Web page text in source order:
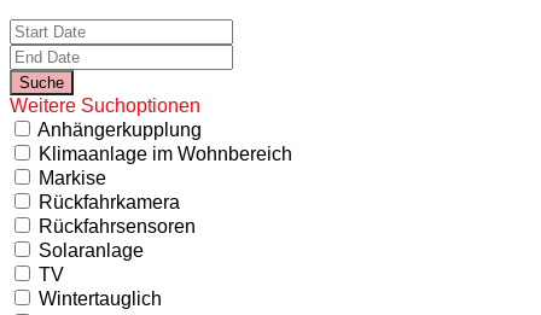
Weitere Suchoptionen
Anhängerkupplung
Klimaanlage im Wohnbereich
Markise
Rückfahrkamera
Rückfahrsensoren
Solaranlage
TV
Wintertauglich